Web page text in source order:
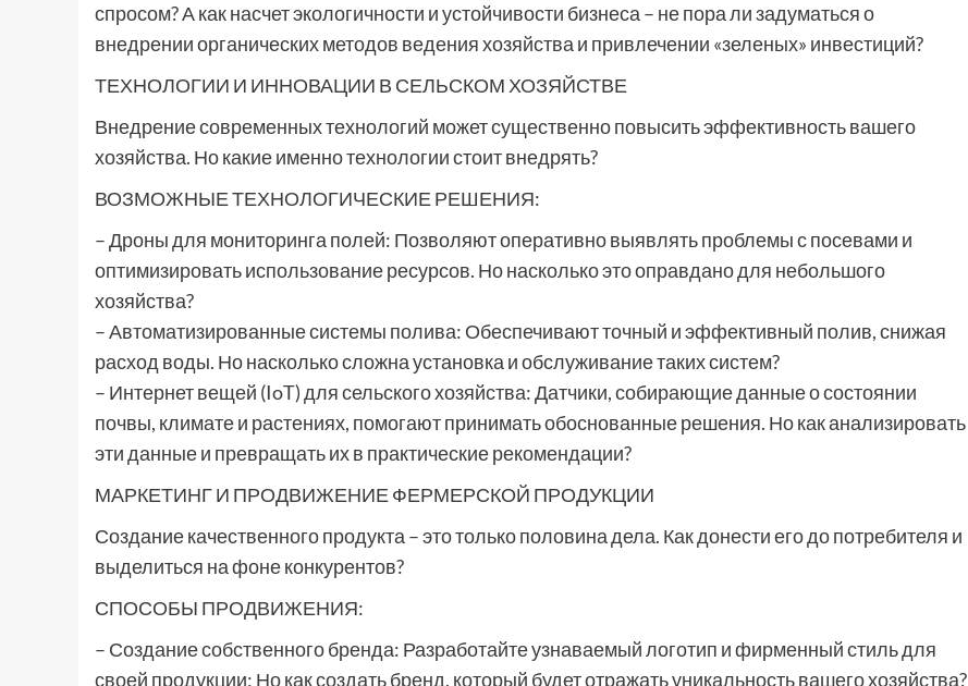
спросом? А как насчет экологичности и устойчивости бизнеса – не пора ли задуматься о
внедрении органических методов ведения хозяйства и привлечении «зеленых» инвестиций?
ТЕХНОЛОГИИ И ИННОВАЦИИ В СЕЛЬСКОМ ХОЗЯЙСТВЕ
Внедрение современных технологий может существенно повысить эффективность вашего
хозяйства. Но какие именно технологии стоит внедрять?
ВОЗМОЖНЫЕ ТЕХНОЛОГИЧЕСКИЕ РЕШЕНИЯ:
– Дроны для мониторинга полей: Позволяют оперативно выявлять проблемы с посевами и
оптимизировать использование ресурсов. Но насколько это оправдано для небольшого
хозяйства?
– Автоматизированные системы полива: Обеспечивают точный и эффективный полив, снижая
расход воды. Но насколько сложна установка и обслуживание таких систем?
– Интернет вещей (IoT) для сельского хозяйства: Датчики, собирающие данные о состоянии
почвы, климате и растениях, помогают принимать обоснованные решения. Но как анализировать
эти данные и превращать их в практические рекомендации?
МАРКЕТИНГ И ПРОДВИЖЕНИЕ ФЕРМЕРСКОЙ ПРОДУКЦИИ
Создание качественного продукта – это только половина дела. Как донести его до потребителя и
выделиться на фоне конкурентов?
СПОСОБЫ ПРОДВИЖЕНИЯ:
– Создание собственного бренда: Разработайте узнаваемый логотип и фирменный стиль для
своей продукции; Но как создать бренд, который будет отражать уникальность вашего хозяйства?